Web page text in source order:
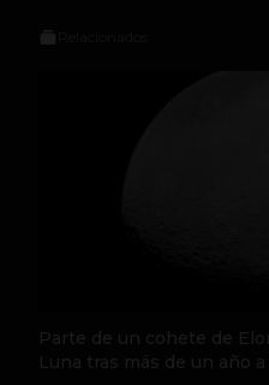
Parte de un cohete de
Luna tras más de un año